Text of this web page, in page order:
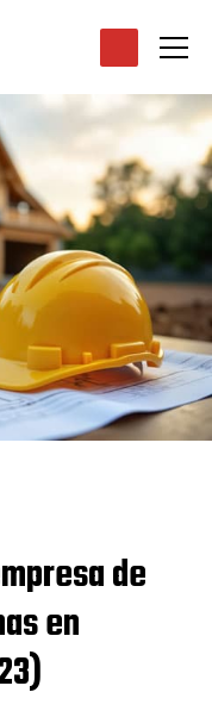
de
en